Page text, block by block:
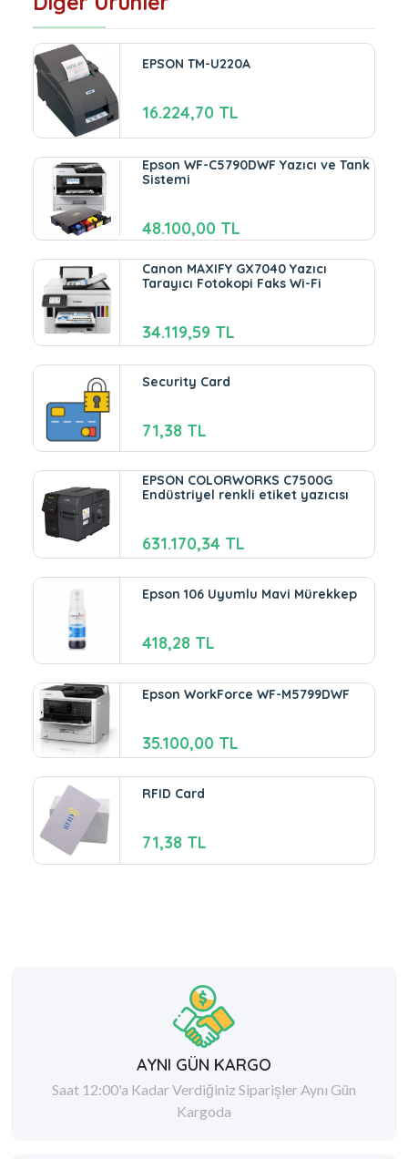
EPSON TM-U220A
16.224,70 TL
Epson WF-C5790DWF Yazıcı ve Tank
Sistemi
48.100,00 TL
Canon MAXIFY GX7040 Yazıcı
Tarayıcı Fotokopi Faks Wi-Fi
34.119,59 TL
Security Card
71,38 TL
EPSON COLORWORKS C7500G
Endüstriyel renkli etiket yazıcısı
631.170,34 TL
Epson 106 Uyumlu Mavi Mürekkep
418,28 TL
Epson WorkForce WF-M5799DWF
35.100,00 TL
RFID Card
71,38 TL
AYNI GÜN KARGO
Saat 12:00'a Kadar Verdiğiniz Siparişler Aynı Gün
Kargoda